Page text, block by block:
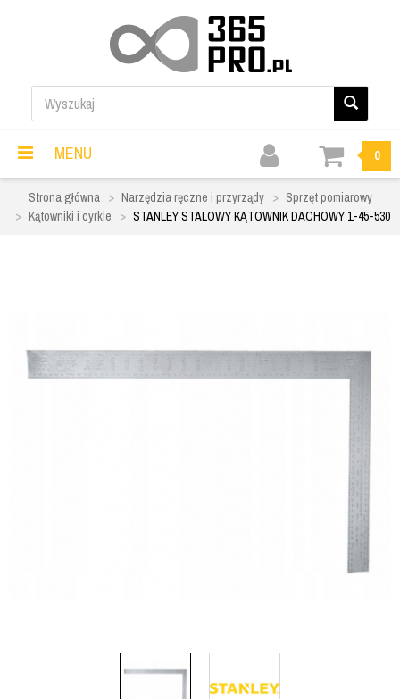
MENU 0
Strona główna Narzędzia ręczne i przyrządy
Sprzęt pomiarowy
Kątowniki i cyrkle
STANLEY STALOWY KĄTOWNIK DACHOWY 1-45-530